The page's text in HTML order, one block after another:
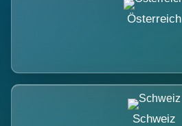
Österreich
Schweiz